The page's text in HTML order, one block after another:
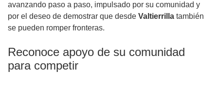
avanzando paso a paso, impulsado por su comunidad y
por el deseo de demostrar que desde Valtierrilla también
se pueden romper fronteras.
Reconoce apoyo de su comunidad
para competir